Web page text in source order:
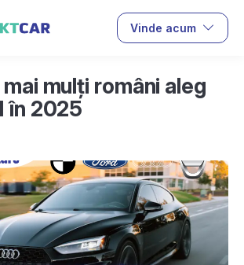
Vinde acum
mulți români aleg
în 2025